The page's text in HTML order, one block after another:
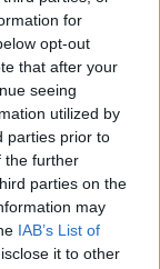
for
opt-out
that after your
seeing
utilized by
parties prior to
the further
parties on the
may
IAB’s List of
it to other
sopka Etna,
sopek
dnes letiště v
přílety
nezvanou
státě Mato
minulý týden v